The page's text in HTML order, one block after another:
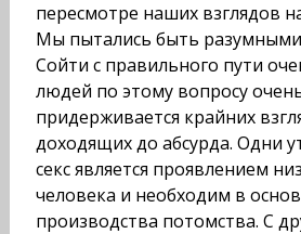
пересмотре наших взглядов
Мы пытались быть
Сойти с правильного пути
людей по этому вопросу
при­держивается крайних
доходящих до абсурда. Одни
секс является проявлением
человека и необходим в
про­изводства потомства. С